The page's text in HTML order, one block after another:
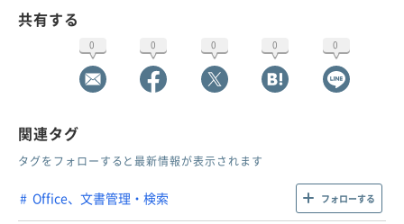
共有する
0 0 0 0 0
関連タグ
タグをフォローすると最新情報が表示されます
Office、文書管理・検索 フォローする